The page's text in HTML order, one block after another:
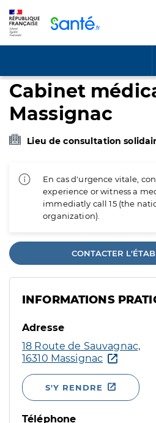
Cabinet
Massignac
Lieu de consultation
En cas d'urgence vitale,
experience or witness a
immediatly call 15 (the
organization).
CONTACTER
INFORMATIONS
Adresse
18 Route de Sauvagnac,
16310 Massignac
S'Y RENDRE
Téléphone